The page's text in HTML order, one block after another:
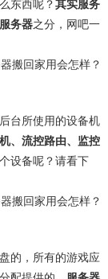
东西呢？其实服务
务器之分，网吧一
台所使用的设备机
、流控路由、监控
设备呢？请看下
的，所有的游戏应